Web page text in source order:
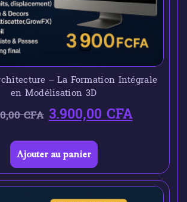
– La Formation Intégrale
en Modélisation 3D
CFA 3.900,00CFA
Ajouter au panier